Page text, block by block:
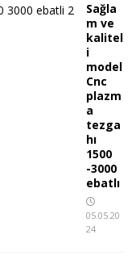
Sağla
m ve
kalitel
i
model
Cnc
plazm
a
tezga
hı
1500
-3000
ebatlı
05.05.20
24